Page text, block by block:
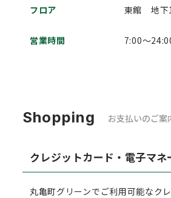
フロア 東館 地下
営業時間 7:00～
Shopping お支払いのご案
クレジットカード・電子マネ
丸亀町グリーンでご利用可能なクレ